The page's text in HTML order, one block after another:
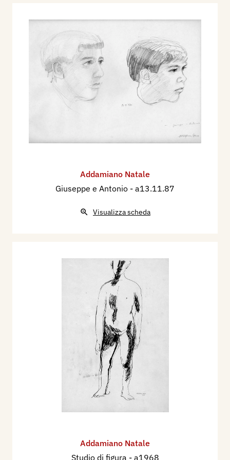
Addamiano Natale
Giuseppe e Antonio - a13.11.87
Visualizza scheda
Addamiano Natale
Studio di figura - a1968